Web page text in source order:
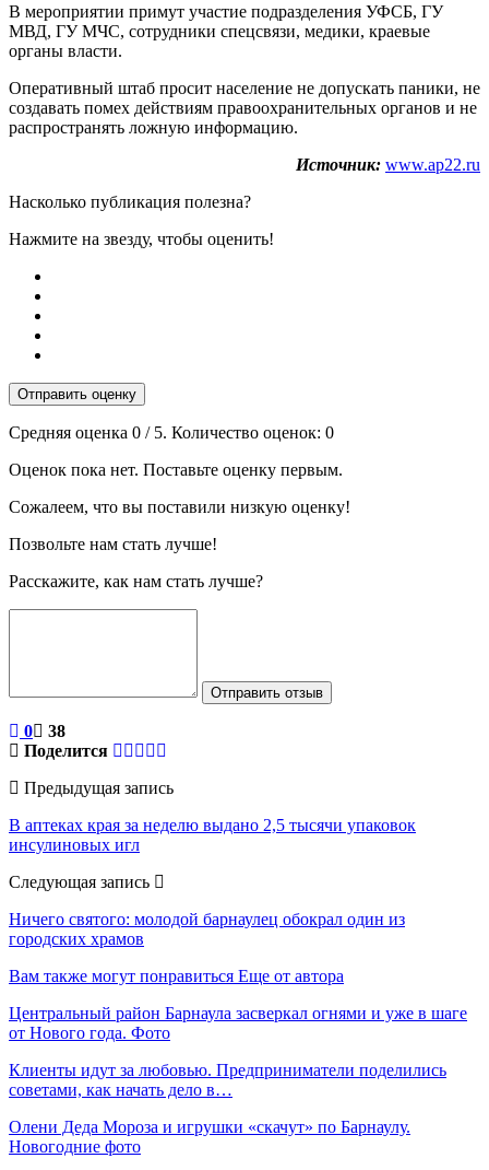
В мероприятии примут участие подразделения УФСБ, ГУ
МВД, ГУ МЧС, сотрудники спецсвязи, медики, краевые
органы власти.
Оперативный штаб просит население не допускать паники, не
создавать помех действиям правоохранительных органов и не
распространять ложную информацию.
Источник: www.ap22.ru
Насколько публикация полезна?
Нажмите на звезду, чтобы оценить!
Отправить оценку
Средняя оценка 0 / 5. Количество оценок: 0
Оценок пока нет. Поставьте оценку первым.
Сожалеем, что вы поставили низкую оценку!
Позвольте нам стать лучше!
Расскажите, как нам стать лучше?
Отправить отзыв
0
38
Поделится
Предыдущая запись
В аптеках края за неделю выдано 2,5 тысячи упаковок
инсулиновых игл
Следующая запись
Ничего святого: молодой барнаулец обокрал один из
городских храмов
Вам также могут понравиться Еще от автора
Центральный район Барнаула засверкал огнями и уже в шаге
от Нового года. Фото
Клиенты идут за любовью. Предприниматели поделились
советами, как начать дело в…
Олени Деда Мороза и игрушки «скачут» по Барнаулу.
Новогодние фото